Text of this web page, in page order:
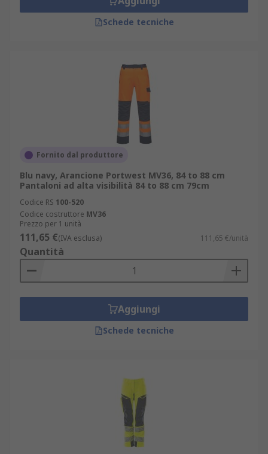
Schede tecniche
Fornito dal produttore
Blu navy, Arancione Portwest MV36, 84 to 88 cm
Pantaloni ad alta visibilità 84 to 88 cm 79cm
Codice RS 100-520
Codice costruttore MV36
Prezzo per 1 unità
111,65 €(IVA esclusa) 111,65 €/unità
Quantità
Aggiungi
Schede tecniche